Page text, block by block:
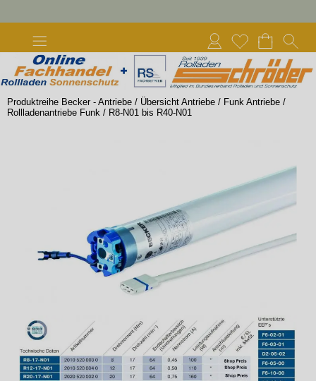
Produktreihe Becker - Antriebe / Übersicht Antriebe / Funk Antriebe /
Rollladenantriebe Funk / R8-N01 bis R40-N01